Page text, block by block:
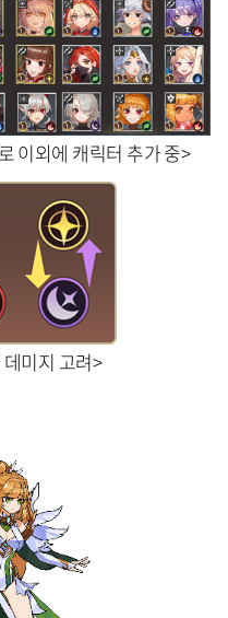
이외에 캐릭터 추가 중>
미지 고려>